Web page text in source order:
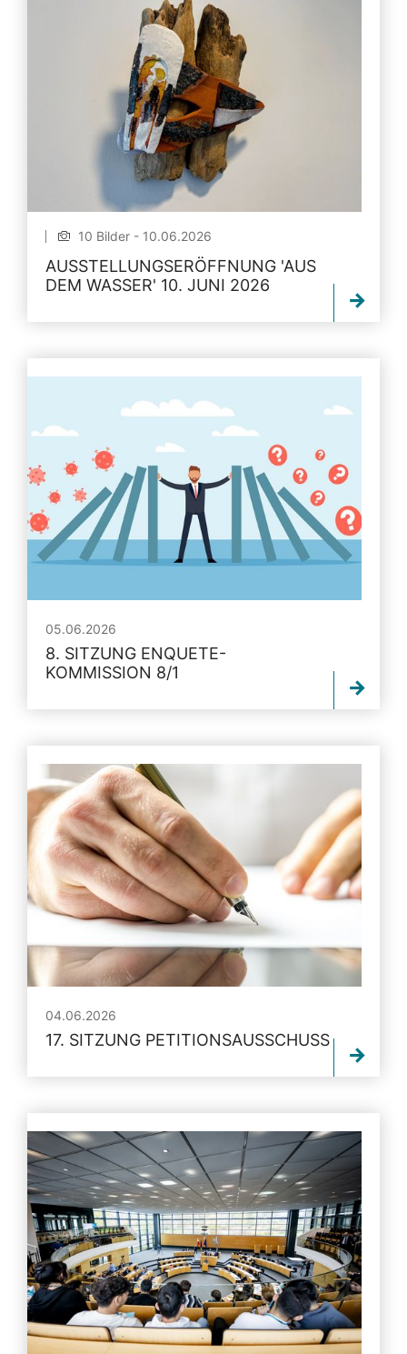
10 Bilder - 10.06.2026
AUSSTELLUNGSERÖFFNUNG 'AUS
DEM WASSER' 10. JUNI 2026
05.06.2026
8. SITZUNG ENQUETE-
KOMMISSION 8/1
04.06.2026
17. SITZUNG PETITIONSAUSSCHUSS